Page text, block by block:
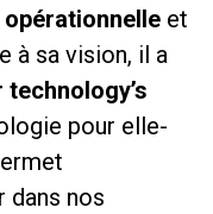
et
à sa vision, il a
pour elle-
dans nos